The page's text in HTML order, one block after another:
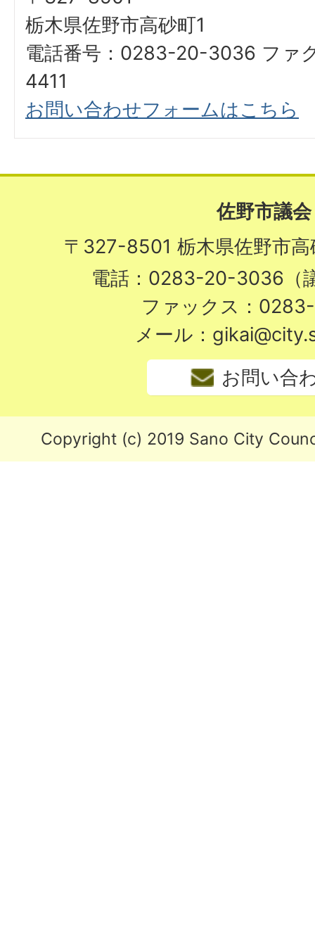
栃木県佐野市高砂町1
電話番号：0283-20-3036 ファ
4411
お問い合わせフォームはこちら
佐野市議会
〒327-8501 栃木県佐野市高
電話：0283-20-3036（
ファックス：
メール：
お問い合
Copyright (c) 2019 Sano City